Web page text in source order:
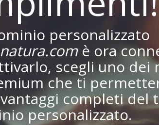
personalizzato
è ora
scegli uno dei
che ti
completi del
personalizzato.